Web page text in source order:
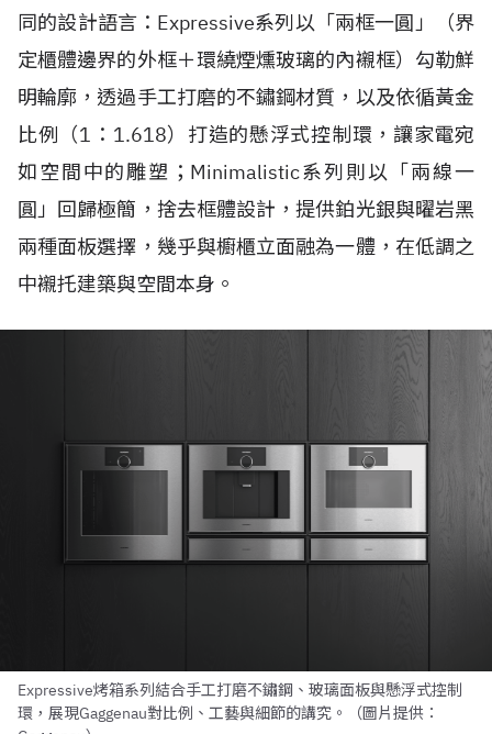
同的設計語言：Expressive系列以「兩框一圓」（界
定櫃體邊界的外框＋環繞煙燻玻璃的內襯框）勾勒鮮
明輪廓，透過手工打磨的不鏽鋼材質，以及依循黃金
比例（1：1.618）打造的懸浮式控制環，讓家電宛
如空間中的雕塑；Minimalistic系列則以「兩線一
圓」回歸極簡，捨去框體設計，提供鉑光銀與曜岩黑
兩種面板選擇，幾乎與櫥櫃立面融為一體，在低調之
中襯托建築與空間本身。
Expressive烤箱系列結合手工打磨不鏽鋼、玻璃面板與懸浮式控制
環，展現Gaggenau對比例、工藝與細節的講究。（圖片提供：